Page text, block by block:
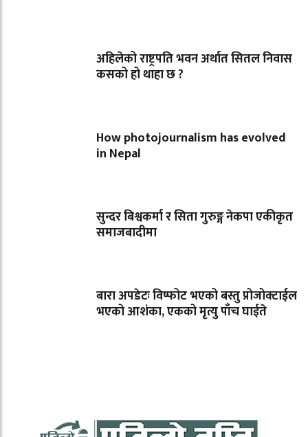
अहिलेको राष्ट्रपति भवन अर्थात सितल निवास
कसको हो थाहा छ ?
How photojournalism has evolved
in Nepal
सुन्दर बिश्वकर्मा र सिता गुरुङ्ग नेकपा एकीकृत
समाजबादीमा
बारा अपडेटः विष्फोट भएको बस्तु प्रोजोक्टाईल
भएको आशंका, एकको मृत्यु पाँच घाईते